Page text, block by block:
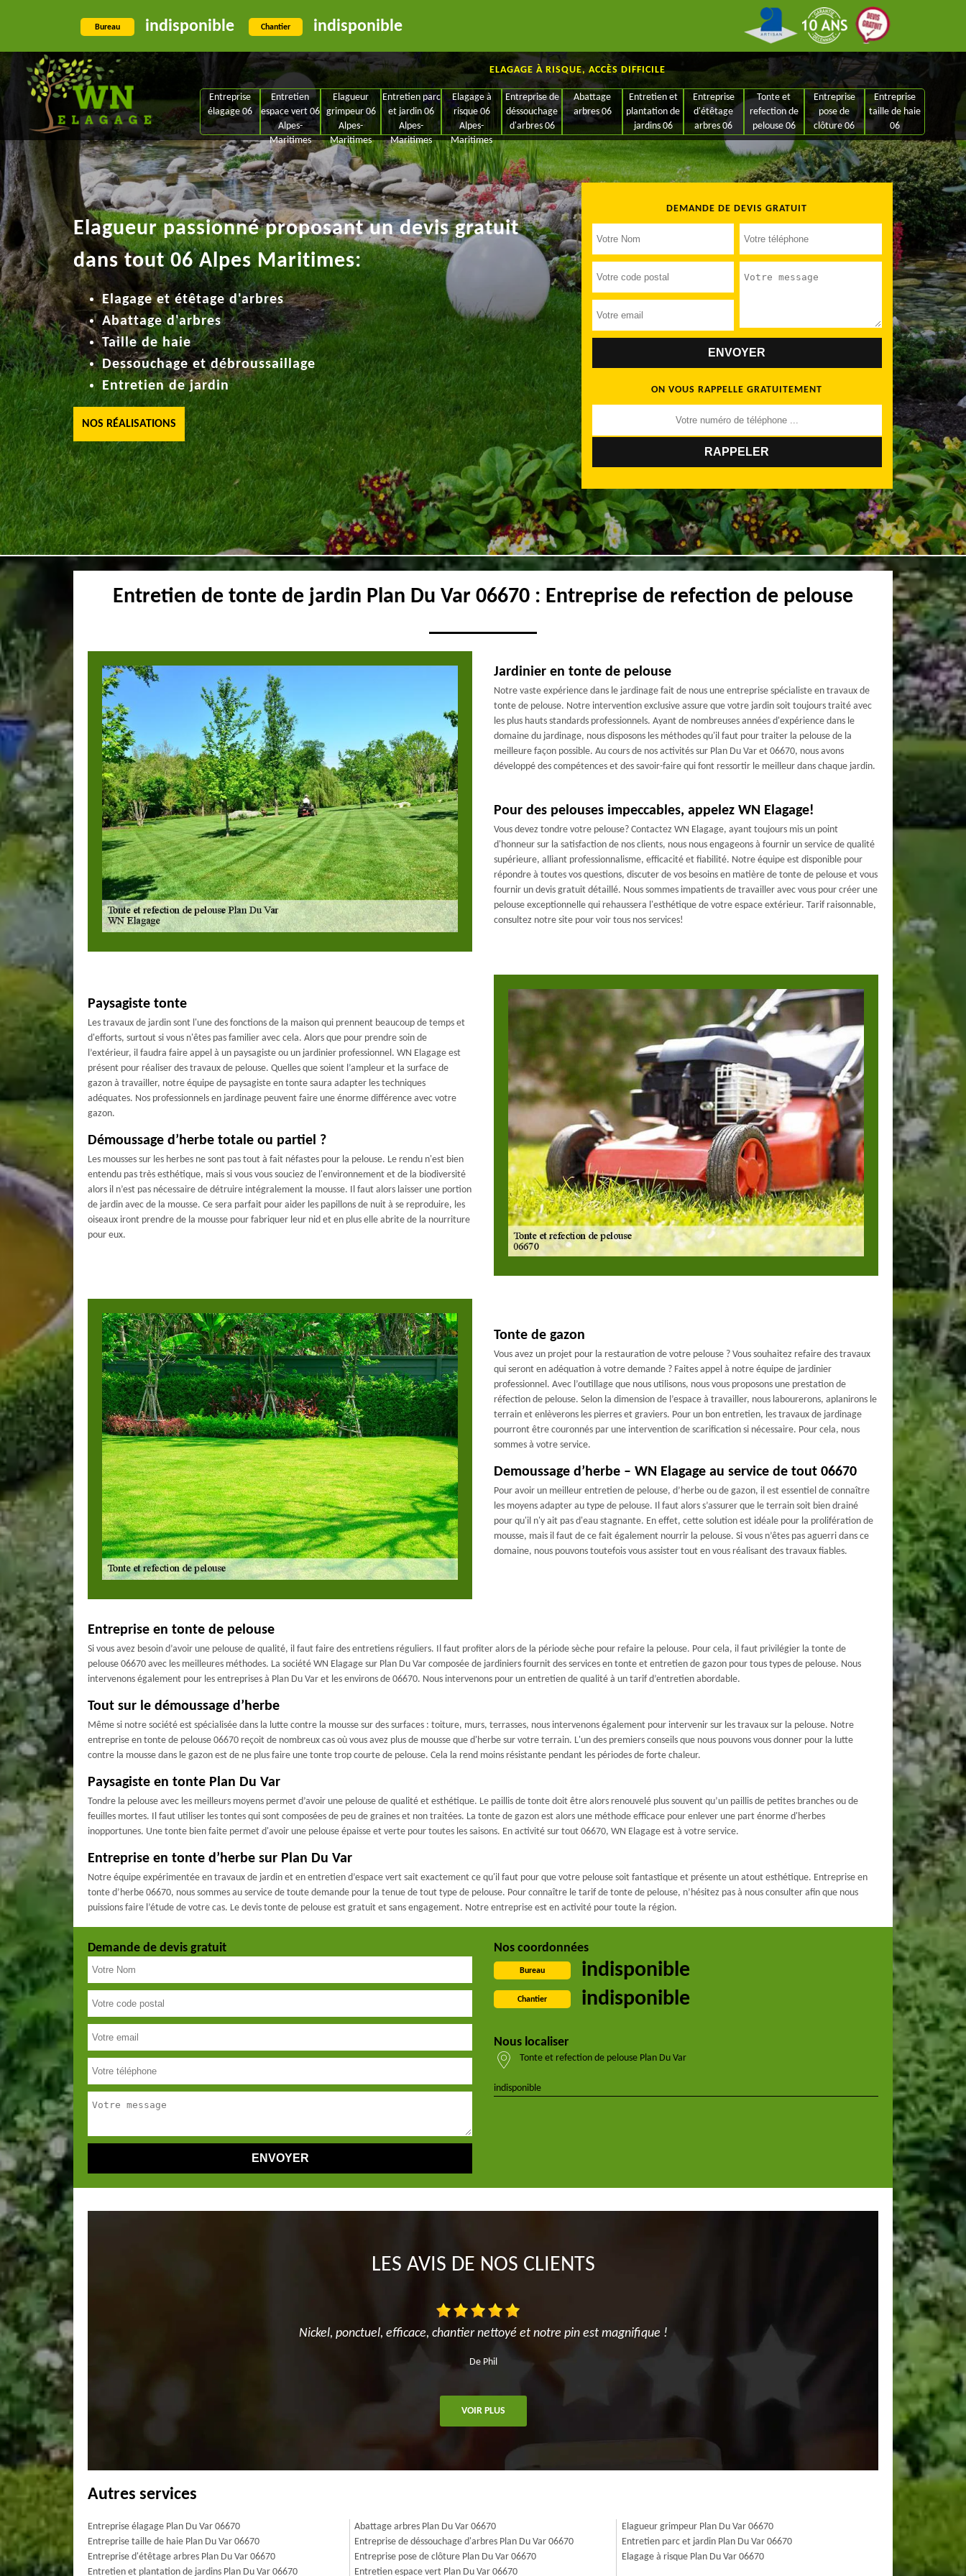
Bureau indisponible Chantier indisponible
ELAGAGE À RISQUE, ACCÈS DIFFICILE
Entreprise
élagage 06
Entretien
espace vert 06
Alpes-
Maritimes
Elagueur
grimpeur 06
Alpes-
Maritimes
Entretien parc
et jardin 06
Alpes-
Maritimes
Elagage à
risque 06
Alpes-
Maritimes
Entreprise de
déssouchage
d'arbres 06
Abattage
arbres 06
Entretien et
plantation de
jardins 06
Entreprise
d'étêtage
arbres 06
Tonte et
refection de
pelouse 06
Entreprise
pose de
clôture 06
Entreprise
taille de haie
06
DEMANDE DE DEVIS GRATUIT
ON VOUS RAPPELLE GRATUITEMENT
Elagueur passionné proposant un devis gratuit
dans tout 06 Alpes Maritimes:
Elagage et étêtage d'arbres
Abattage d'arbres
Taille de haie
Dessouchage et débroussaillage
Entretien de jardin
NOS RÉALISATIONS
Entretien de tonte de jardin Plan Du Var 06670 : Entreprise de refection de pelouse
Jardinier en tonte de pelouse
Notre vaste expérience dans le jardinage fait de nous une entreprise spécialiste en travaux de
tonte de pelouse. Notre intervention exclusive assure que votre jardin soit toujours traité avec
les plus hauts standards professionnels. Ayant de nombreuses années d'expérience dans le
domaine du jardinage, nous disposons les méthodes qu'il faut pour traiter la pelouse de la
meilleure façon possible. Au cours de nos activités sur Plan Du Var et 06670, nous avons
développé des compétences et des savoir-faire qui font ressortir le meilleur dans chaque jardin.
Pour des pelouses impeccables, appelez WN Elagage!
Vous devez tondre votre pelouse? Contactez WN Elagage, ayant toujours mis un point
d'honneur sur la satisfaction de nos clients, nous nous engageons à fournir un service de qualité
supérieure, alliant professionnalisme, efficacité et fiabilité. Notre équipe est disponible pour
répondre à toutes vos questions, discuter de vos besoins en matière de tonte de pelouse et vous
fournir un devis gratuit détaillé. Nous sommes impatients de travailler avec vous pour créer une
pelouse exceptionnelle qui rehaussera l'esthétique de votre espace extérieur. Tarif raisonnable,
consultez notre site pour voir tous nos services!
Paysagiste tonte
Les travaux de jardin sont l'une des fonctions de la maison qui prennent beaucoup de temps et
d'efforts, surtout si vous n'êtes pas familier avec cela. Alors que pour prendre soin de
l’extérieur, il faudra faire appel à un paysagiste ou un jardinier professionnel. WN Elagage est
présent pour réaliser des travaux de pelouse. Quelles que soient l’ampleur et la surface de
gazon à travailler, notre équipe de paysagiste en tonte saura adapter les techniques
adéquates. Nos professionnels en jardinage peuvent faire une énorme différence avec votre
gazon.
Démoussage d’herbe totale ou partiel ?
Les mousses sur les herbes ne sont pas tout à fait néfastes pour la pelouse. Le rendu n'est bien
entendu pas très esthétique, mais si vous vous souciez de l'environnement et de la biodiversité
alors il n’est pas nécessaire de détruire intégralement la mousse. Il faut alors laisser une portion
de jardin avec de la mousse. Ce sera parfait pour aider les papillons de nuit à se reproduire, les
oiseaux iront prendre de la mousse pour fabriquer leur nid et en plus elle abrite de la nourriture
pour eux.
Tonte de gazon
Vous avez un projet pour la restauration de votre pelouse ? Vous souhaitez refaire des travaux
qui seront en adéquation à votre demande ? Faites appel à notre équipe de jardinier
professionnel. Avec l’outillage que nous utilisons, nous vous proposons une prestation de
réfection de pelouse. Selon la dimension de l’espace à travailler, nous labourerons, aplanirons le
terrain et enlèverons les pierres et graviers. Pour un bon entretien, les travaux de jardinage
pourront être couronnés par une intervention de scarification si nécessaire. Pour cela, nous
sommes à votre service.
Demoussage d’herbe – WN Elagage au service de tout 06670
Pour avoir un meilleur entretien de pelouse, d’herbe ou de gazon, il est essentiel de connaître
les moyens adapter au type de pelouse. Il faut alors s’assurer que le terrain soit bien drainé
pour qu'il n'y ait pas d'eau stagnante. En effet, cette solution est idéale pour la prolifération de
mousse, mais il faut de ce fait également nourrir la pelouse. Si vous n’êtes pas aguerri dans ce
domaine, nous pouvons toutefois vous assister tout en vous réalisant des travaux fiables.
Entreprise en tonte de pelouse
Si vous avez besoin d’avoir une pelouse de qualité, il faut faire des entretiens réguliers. Il faut profiter alors de la période sèche pour refaire la pelouse. Pour cela, il faut privilégier la tonte de
pelouse 06670 avec les meilleures méthodes. La société WN Elagage sur Plan Du Var composée de jardiniers fournit des services en tonte et entretien de gazon pour tous types de pelouse. Nous
intervenons également pour les entreprises à Plan Du Var et les environs de 06670. Nous intervenons pour un entretien de qualité à un tarif d’entretien abordable.
Tout sur le démoussage d’herbe
Même si notre société est spécialisée dans la lutte contre la mousse sur des surfaces : toiture, murs, terrasses, nous intervenons également pour intervenir sur les travaux sur la pelouse. Notre
entreprise en tonte de pelouse 06670 reçoit de nombreux cas où vous avez plus de mousse que d'herbe sur votre terrain. L'un des premiers conseils que nous pouvons vous donner pour la lutte
contre la mousse dans le gazon est de ne plus faire une tonte trop courte de pelouse. Cela la rend moins résistante pendant les périodes de forte chaleur.
Paysagiste en tonte Plan Du Var
Tondre la pelouse avec les meilleurs moyens permet d’avoir une pelouse de qualité et esthétique. Le paillis de tonte doit être alors renouvelé plus souvent qu’un paillis de petites branches ou de
feuilles mortes. Il faut utiliser les tontes qui sont composées de peu de graines et non traitées. La tonte de gazon est alors une méthode efficace pour enlever une part énorme d'herbes
inopportunes. Une tonte bien faite permet d'avoir une pelouse épaisse et verte pour toutes les saisons. En activité sur tout 06670, WN Elagage est à votre service.
Entreprise en tonte d’herbe sur Plan Du Var
Notre équipe expérimentée en travaux de jardin et en entretien d’espace vert sait exactement ce qu'il faut pour que votre pelouse soit fantastique et présente un atout esthétique. Entreprise en
tonte d’herbe 06670, nous sommes au service de toute demande pour la tenue de tout type de pelouse. Pour connaître le tarif de tonte de pelouse, n’hésitez pas à nous consulter afin que nous
puissions faire l’étude de votre cas. Le devis tonte de pelouse est gratuit et sans engagement. Notre entreprise est en activité pour toute la région.
Demande de devis gratuit Nos coordonnées
Bureau indisponible
Chantier indisponible
Nous localiser
Tonte et refection de pelouse Plan Du Var
indisponible
LES AVIS DE NOS CLIENTS
Nickel, ponctuel, efficace, chantier nettoyé et notre pin est magnifique !
De Phil
VOIR PLUS
Autres services
Entreprise élagage Plan Du Var 06670
Entreprise taille de haie Plan Du Var 06670
Entreprise d'étêtage arbres Plan Du Var 06670
Entretien et plantation de jardins Plan Du Var 06670
Abattage arbres Plan Du Var 06670
Entreprise de déssouchage d'arbres Plan Du Var 06670
Entreprise pose de clôture Plan Du Var 06670
Entretien espace vert Plan Du Var 06670
Elagueur grimpeur Plan Du Var 06670
Entretien parc et jardin Plan Du Var 06670
Elagage à risque Plan Du Var 06670